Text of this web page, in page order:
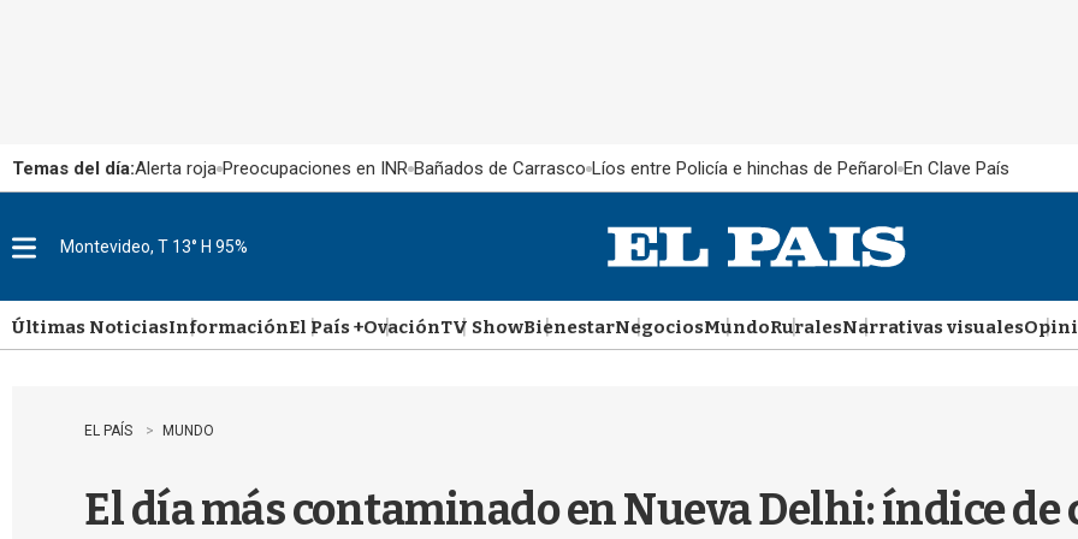
Temas del día:Alerta roja Preocupaciones en INR Bañados de Carrasco Líos entre Policía e hinchas de Peñarol En Clave País
u
Montevideo, T 13° H 95%
Últimas NoticiasInformaciónEl País +OvaciónTV ShowBienestarNegociosMundoRuralesNarrativas visuales
EL PAÍS MUNDO
El día más contaminado en Nueva Delhi: índice